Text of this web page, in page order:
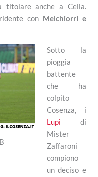
titolare anche a Celia.
con Melchiorri e
Sotto la
pioggia
battente
che ha
colpito
Cosenza, i
Lupi di
Mister
Zaffaroni
compiono
un deciso e